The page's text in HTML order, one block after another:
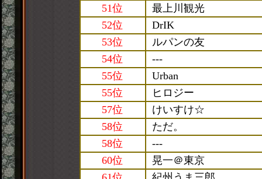
51位
最上川観光
52位
DrIK
53位
ルパンの友
54位
---
55位
Urban
55位
ヒロジー
57位
けいすけ☆
58位
ただ。
58位
---
60位
晃一＠東京